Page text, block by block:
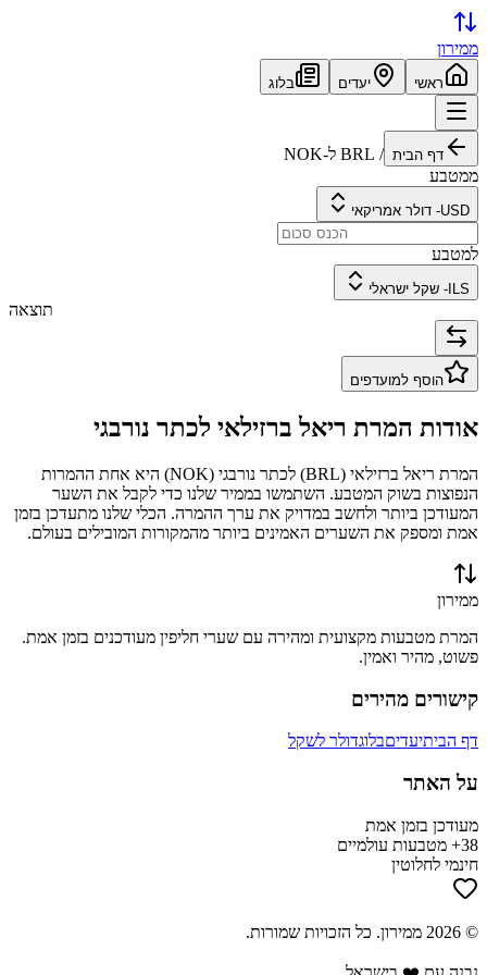
ממירון
ראשי יעדים בלוג
דף הבית /
BRL ל-NOK
ממטבע
USD
- דולר אמריקאי
למטבע
ILS
- שקל ישראלי
תוצאה
הוסף למועדפים
אודות המרת ריאל ברזילאי לכתר נורבגי
המרת ריאל ברזילאי (
BRL) לכתר נורבגי (
NOK) היא אחת ההמרות
הנפוצות בשוק המטבע. השתמשו בממיר שלנו כדי לקבל את השער
המעודכן ביותר ולחשב במדויק את ערך ההמרה. הכלי שלנו מתעדכן בזמן
אמת ומספק את השערים האמינים ביותר מהמקורות המובילים בעולם.
ממירון
המרת מטבעות מקצועית ומהירה עם שערי חליפין מעודכנים בזמן אמת.
פשוט, מהיר ואמין.
קישורים מהירים
דף הביתיעדיםבלוגדולר לשקל
על האתר
מעודכן בזמן אמת
38+ מטבעות עולמיים
חינמי לחלוטין
©
2026 ממירון. כל הזכויות שמורות.